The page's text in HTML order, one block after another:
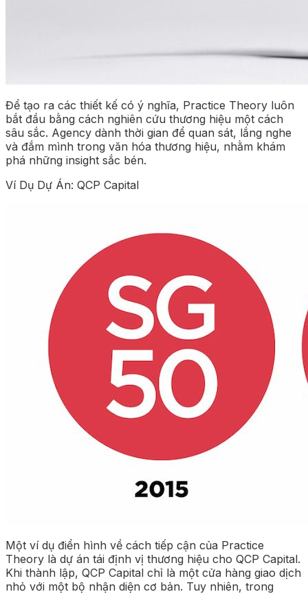
Để tạo ra các thiết kế có ý nghĩa, Practice Theory luôn
bắt đầu bằng cách nghiên cứu thương hiệu một cách
sâu sắc. Agency dành thời gian để quan sát, lắng nghe
và đắm mình trong văn hóa thương hiệu, nhằm khám
phá những insight sắc bén.
Ví Dụ Dự Án: QCP Capital
Một ví dụ điển hình về cách tiếp cận của Practice
Theory là dự án tái định vị thương hiệu cho QCP Capital.
Khi thành lập, QCP Capital chỉ là một cửa hàng giao dịch
nhỏ với một bộ nhận diện cơ bản. Tuy nhiên, trong